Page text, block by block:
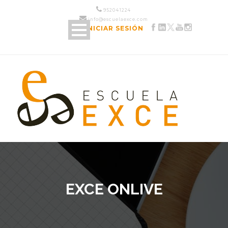
952 04 12 24
info@escuelaexce.com
INICIAR SESIÓN
EXCE ONLIVE